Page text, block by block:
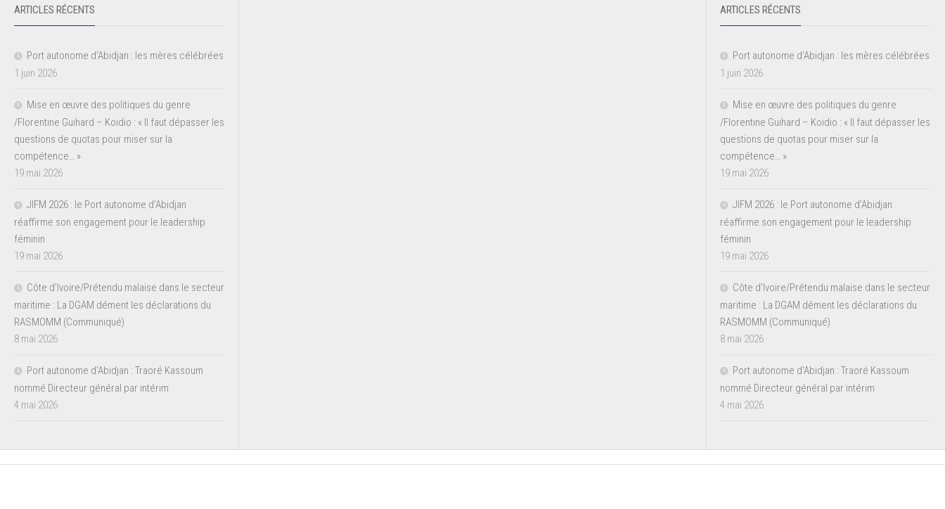
ARTICLES RÉCENTS
Port autonome d’Abidjan : les mères célébrées
1 juin 2026
Mise en œuvre des politiques du genre
/Florentine Guihard – Koidio : « Il faut dépasser les
questions de quotas pour miser sur la
compétence… »
19 mai 2026
JIFM 2026 : le Port autonome d’Abidjan
réaffirme son engagement pour le leadership
féminin
19 mai 2026
Côte d’Ivoire/Prétendu malaise dans le secteur
maritime : La DGAM dément les déclarations du
RASMOMM (Communiqué)
8 mai 2026
Port autonome d’Abidjan : Traoré Kassoum
nommé Directeur général par intérim
4 mai 2026
ARTICLES RÉCENTS
Port autonome d’Abidjan : les mères célébrées
1 juin 2026
Mise en œuvre des politiques du genre
/Florentine Guihard – Koidio : « Il faut dépasser les
questions de quotas pour miser sur la
compétence… »
19 mai 2026
JIFM 2026 : le Port autonome d’Abidjan
réaffirme son engagement pour le leadership
féminin
19 mai 2026
Côte d’Ivoire/Prétendu malaise dans le secteur
maritime : La DGAM dément les déclarations du
RASMOMM (Communiqué)
8 mai 2026
Port autonome d’Abidjan : Traoré Kassoum
nommé Directeur général par intérim
4 mai 2026